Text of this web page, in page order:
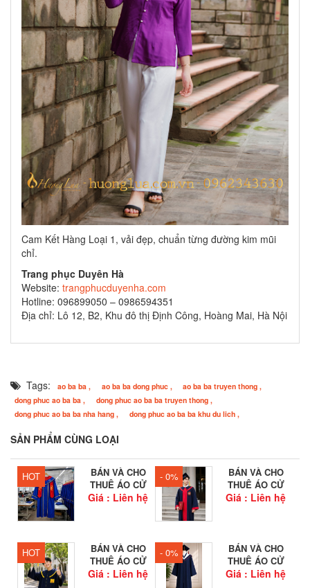
Cam Kết Hàng Loại 1, vải đẹp, chuẩn từng đường kim mũi
chỉ.
Trang phục Duyên Hà
Website: trangphucduyenha.com
Hotline: 096899050 – 0986594351
Địa chỉ: Lô 12, B2, Khu đô thị Định Công, Hoàng Mai, Hà Nội
Tags: ao ba ba , ao ba ba dong phuc ,
ao ba ba truyen thong ,
dong phuc ao ba ba ,
dong phuc ao ba ba truyen thong ,
dong phuc ao ba ba nha hang ,
dong phuc ao ba ba khu du lich ,
SẢN PHẨM CÙNG LOẠI
HOT
BÁN VÀ CHO
THUÊ ÁO CỬ
NHÂN...
Giá : Liên hệ
- 0%
BÁN VÀ CHO
THUÊ ÁO CỬ
NHÂN HỌC...
Giá : Liên hệ
HOT
BÁN VÀ CHO
THUÊ ÁO CỬ
NHÂN HỌC...
Giá : Liên hệ
- 0%
BÁN VÀ CHO
THUÊ ÁO CỬ
NHÂN...
Giá : Liên hệ